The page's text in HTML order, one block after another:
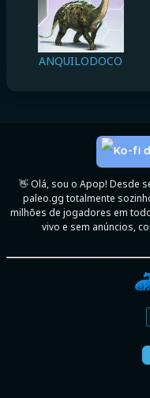
ANQUILODOCO
👋 Olá, sou o Apop! Desde
paleo.gg totalmente
milhões de jogadores em
vivo e sem anúncios,